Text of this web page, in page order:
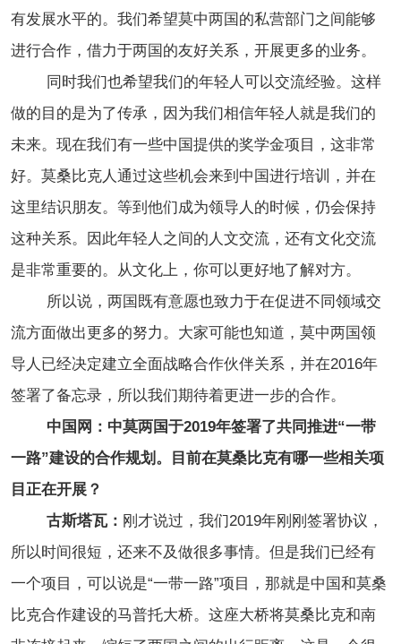
有发展水平的。我们希望莫中两国的私营部门之间能够
进行合作，借力于两国的友好关系，开展更多的业务。
同时我们也希望我们的年轻人可以交流经验。这样
做的目的是为了传承，因为我们相信年轻人就是我们的
未来。现在我们有一些中国提供的奖学金项目，这非常
好。莫桑比克人通过这些机会来到中国进行培训，并在
这里结识朋友。等到他们成为领导人的时候，仍会保持
这种关系。因此年轻人之间的人文交流，还有文化交流
是非常重要的。从文化上，你可以更好地了解对方。
所以说，两国既有意愿也致力于在促进不同领域交
流方面做出更多的努力。大家可能也知道，莫中两国领
导人已经决定建立全面战略合作伙伴关系，并在2016年
签署了备忘录，所以我们期待着更进一步的合作。
中国网：中莫两国于2019年签署了共同推进“一带
一路”建设的合作规划。目前在莫桑比克有哪一些相关项
目正在开展？
古斯塔瓦： 刚才说过，我们2019年刚刚签署协议，
所以时间很短，还来不及做很多事情。但是我们已经有
一个项目，可以说是“一带一路”项目，那就是中国和莫桑
比克合作建设的马普托大桥。这座大桥将莫桑比克和南